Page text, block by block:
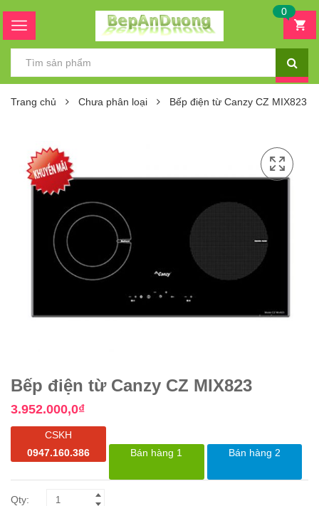
0
Trang chủ Chưa phân loại Bếp điện từ Canzy CZ MIX823
Bếp điện từ Canzy CZ MIX823
3.952.000,0₫
CSKH
0947.160.386
Bán hàng 1 Bán hàng 2